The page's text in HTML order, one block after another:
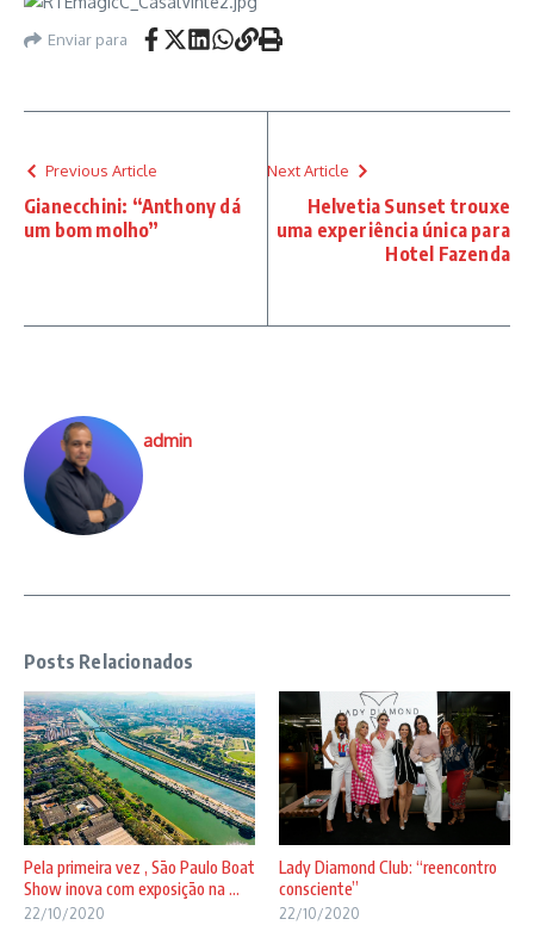
Enviar para
Previous Article
Gianecchini: “Anthony dá
um bom molho”
Next Article
Helvetia Sunset trouxe
uma experiência única para
Hotel Fazenda
admin
Posts Relacionados
Pela primeira vez , São Paulo Boat
Show inova com exposição na ...
22/10/2020
Lady Diamond Club: “reencontro
consciente”
22/10/2020